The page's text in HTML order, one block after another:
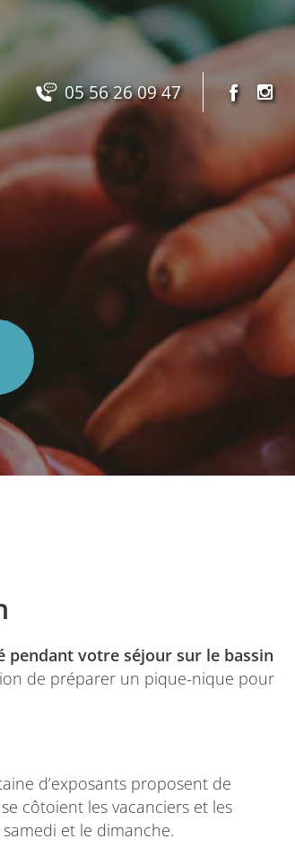
05 56 26 09 47
pendant votre séjour sur le bassin
de préparer un pique-nique pour
d’exposants proposent de
côtoient les vacanciers et les
et le dimanche.